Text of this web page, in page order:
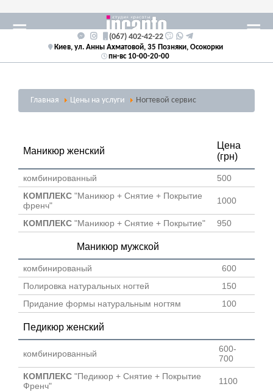
(067) 402-42-22
Киев, ул. Анны Ахматовой, 35 Позняки, Осокорки
пн-вс 10-00-20-00
Главная Цены на услуги Ногтевой сервис
Маникюр женский
Цена
(грн)
комбинированный
500
КОМПЛЕКС "Маникюр + Снятие + Покрытие
френч"
1000
КОМПЛЕКС "Маникюр + Снятие + Покрытие" 950
Маникюр мужской
комбинированый
600
Полировка натуральных ногтей
150
Придание формы натуральным ногтям
100
Педикюр женский
комбинированный
600-
700
КОМПЛЕКС "Педикюр + Снятие + Покрытие
Френч"
1100